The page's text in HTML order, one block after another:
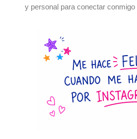
y personal para conectar conmigo